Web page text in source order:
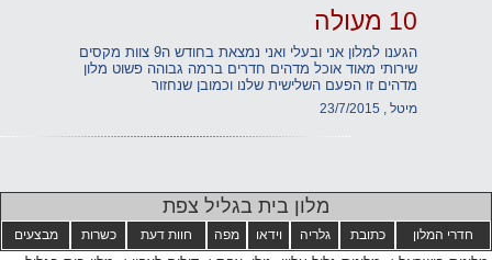
10 מעולה
הגענו למלון אני ובעלי ואני נמצאת בחודש ה9 צוות מקסים
שירותי מאוד אוכל מדהים חדרים ברמה גבוהה פשוט מלון
מדהים זו הפעם השלישית שלנו וכמובן שנחזור
מיטל , 23/7/2015
מלון בית בגליל צפת
מבצעים כשרות חוות דעת מפה וידאו גלריה כתובת חדרי המלון